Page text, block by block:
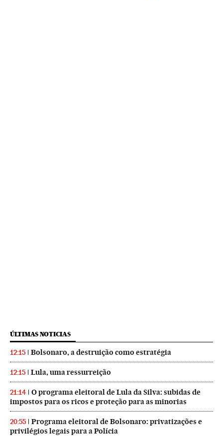
ÚLTIMAS NOTICIAS
12:15 Bolsonaro, a destruição como estratégia
12:15 Lula, uma ressurreição
21:14
O programa eleitoral de Lula da Silva: subidas de
impostos para os ricos e proteção para as minorias
20:55
Programa eleitoral de Bolsonaro: privatizações e
privilégios legais para a Polícia